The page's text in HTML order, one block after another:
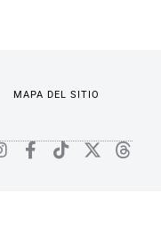
MAPA DEL SITIO